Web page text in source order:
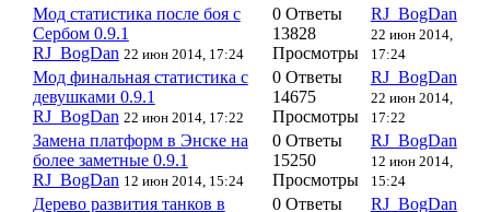
Мод статистика после боя с
Сербом 0.9.1
RJ_BogDan 22 июн 2014, 17:24
0 Ответы
13828
Просмотры
RJ_BogDan
22 июн 2014,
17:24
Мод финальная статистика с
девушками 0.9.1
RJ_BogDan 22 июн 2014, 17:22
0 Ответы
14675
Просмотры
RJ_BogDan
22 июн 2014,
17:22
Замена платформ в Энске на
более заметные 0.9.1
RJ_BogDan 12 июн 2014, 15:24
0 Ответы
15250
Просмотры
RJ_BogDan
12 июн 2014,
15:24
Дерево развития танков в 0 Ответы RJ_BogDan